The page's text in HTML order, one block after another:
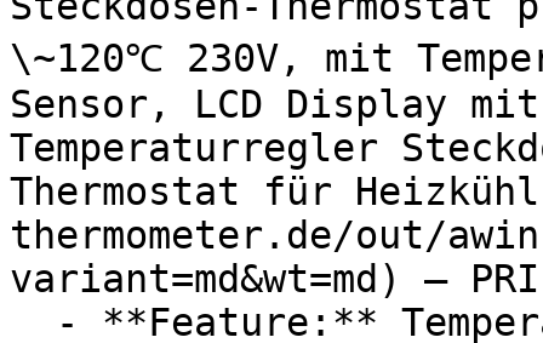
\~120℃ 230V, mit
Sensor, LCD Display
Temperaturregler
Thermostat für
thermometer.de/out/
variant=md&wt=md) —